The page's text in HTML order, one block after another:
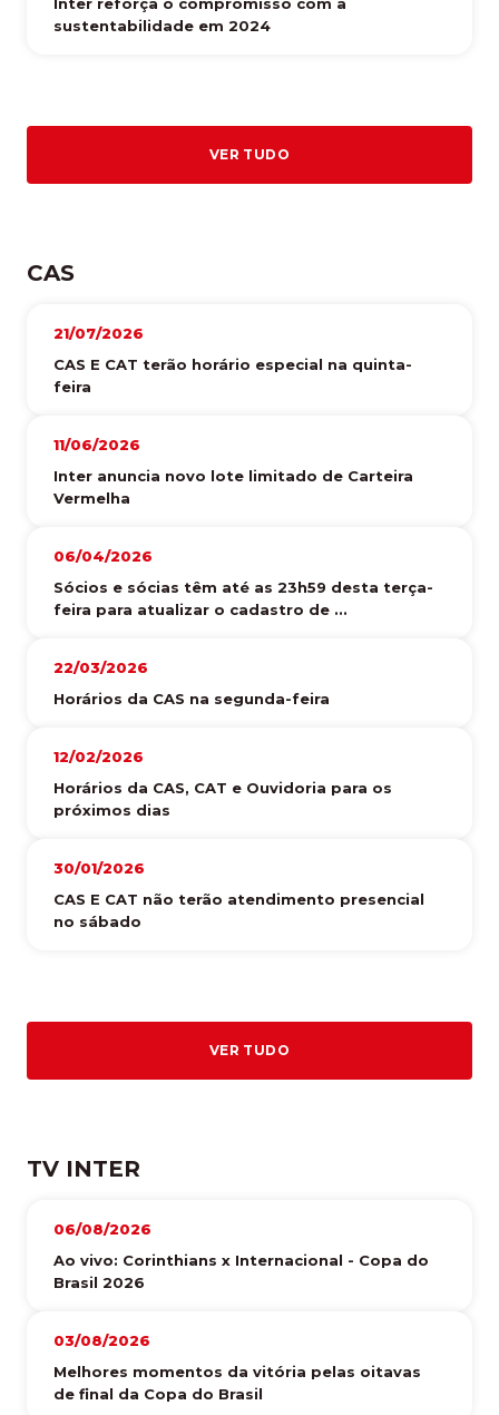
sustentabilidade em 2024
VER TUDO
CAS
21/07/2026
CAS E CAT terão horário especial na quinta-
feira
11/06/2026
Inter anuncia novo lote limitado de Carteira
Vermelha
06/04/2026
Sócios e sócias têm até as 23h59 desta terça-
feira para atualizar o cadastro de ...
22/03/2026
Horários da CAS na segunda-feira
12/02/2026
Horários da CAS, CAT e Ouvidoria para os
próximos dias
30/01/2026
CAS E CAT não terão atendimento presencial
no sábado
VER TUDO
TV INTER
06/08/2026
Ao vivo: Corinthians x Internacional - Copa do
Brasil 2026
03/08/2026
Melhores momentos da vitória pelas oitavas
de final da Copa do Brasil